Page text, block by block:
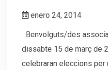
enero 24, 2014
Benvolguts/des
dissabte 15 de març de
celebraran eleccions